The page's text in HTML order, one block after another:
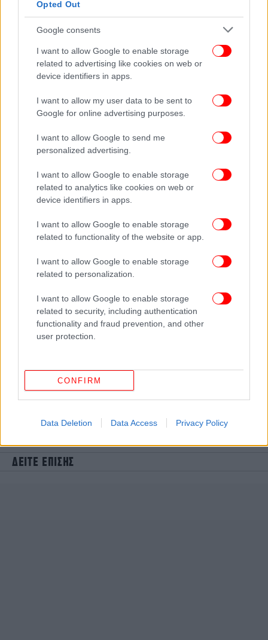
Opted Out
Google consents
I want to allow Google to enable storage
related to advertising like cookies on web or
device identifiers in apps.
I want to allow my user data to be sent to
Google for online advertising purposes.
I want to allow Google to send me
personalized advertising.
I want to allow Google to enable storage
related to analytics like cookies on web or
device identifiers in apps.
I want to allow Google to enable storage
related to functionality of the website or app.
I want to allow Google to enable storage
related to personalization.
I want to allow Google to enable storage
related to security, including authentication
functionality and fraud prevention, and other
user protection.
CONFIRM
Data Deletion Data Access Privacy Policy
ΔΙΑΒΑΣΤΕ ΠΕΡΙΣΣΟΤΕΡΑ ΚΑΡΔΊΤΣΑ ΔΕΔΔΗΕ ΚΛΟΠΉ
ΘΕΣΣΑΛΊΑ
ΜΕΤΑΣΧΗΜΑΤΙΣΤΕΣ
ΔΕΙΤΕ ΕΠΙΣΗΣ